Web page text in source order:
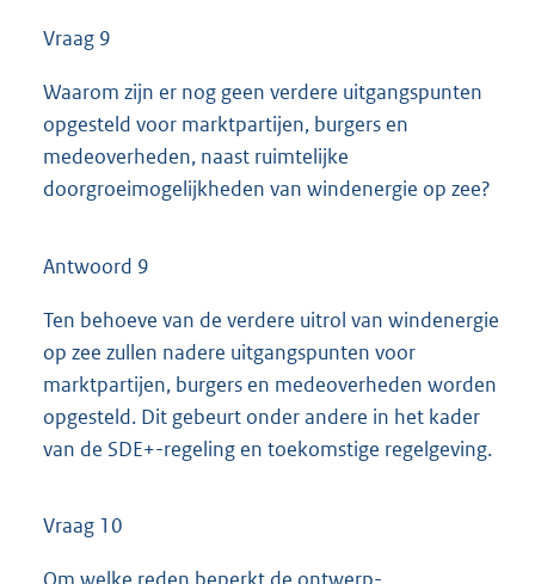
Vraag 9
Waarom zijn er nog geen verdere uitgangspunten
opgesteld voor marktpartijen, burgers en
medeoverheden, naast ruimtelijke
doorgroeimogelijkheden van windenergie op zee?
Antwoord 9
Ten behoeve van de verdere uitrol van windenergie
op zee zullen nadere uitgangspunten voor
marktpartijen, burgers en medeoverheden worden
opgesteld. Dit gebeurt onder andere in het kader
van de SDE+-regeling en toekomstige regelgeving.
Vraag 10